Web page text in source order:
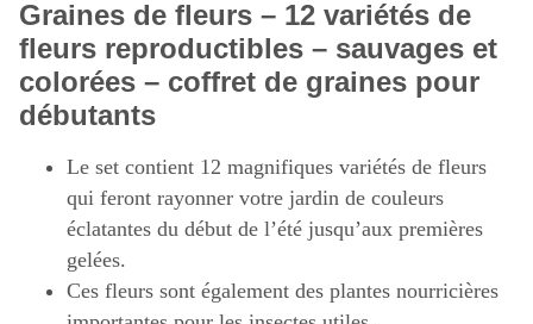
Graines de fleurs – 12 variétés de
fleurs reproductibles – sauvages et
colorées – coffret de graines pour
débutants
Le set contient 12 magnifiques variétés de fleurs
qui feront rayonner votre jardin de couleurs
éclatantes du début de l’été jusqu’aux premières
gelées.
Ces fleurs sont également des plantes nourricières